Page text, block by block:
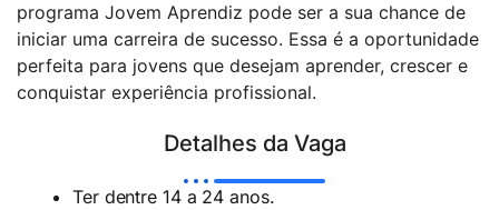
programa Jovem Aprendiz pode ser a sua chance de
iniciar uma carreira de sucesso. Essa é a oportunidade
perfeita para jovens que desejam aprender, crescer e
conquistar experiência profissional.
Detalhes da Vaga
Ter dentre 14 a 24 anos.